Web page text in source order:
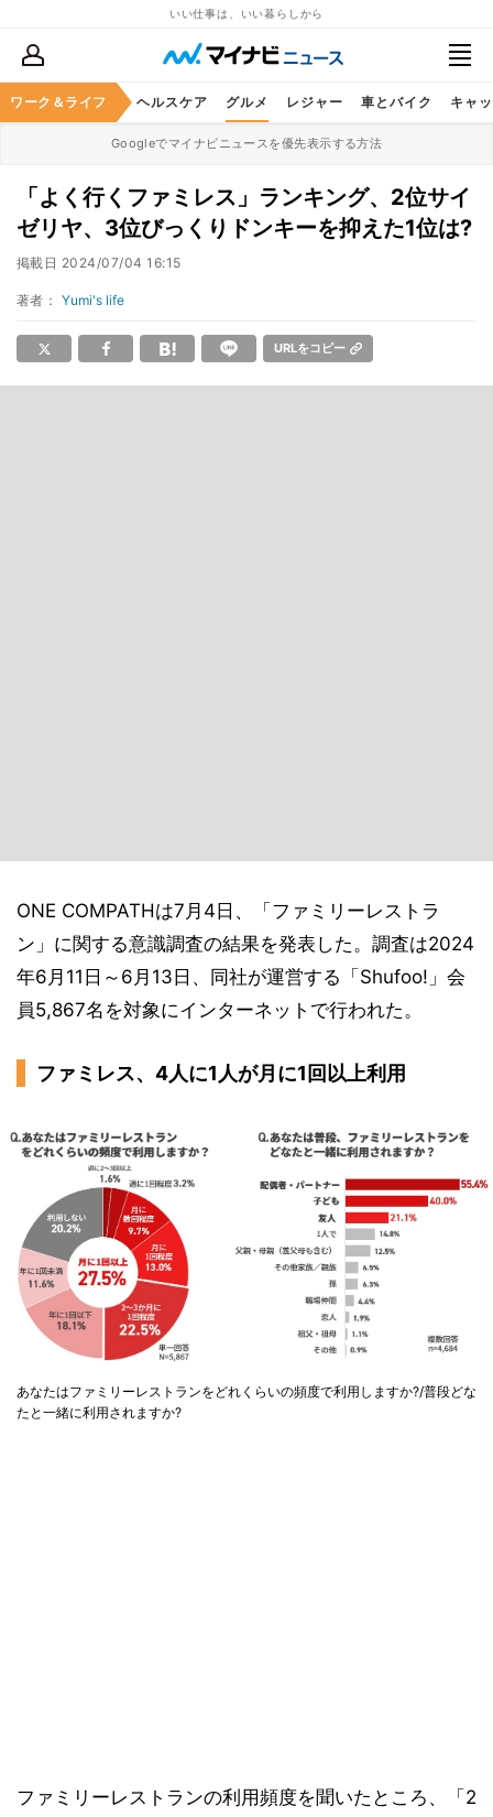
いい仕事は、いい暮らしから
ワーク＆ライフ
マネー 暮らし ヘルスケア グルメ レジャー 車とバイク キャ
Googleでマイナビニュースを優先表示する方法
「よく行くファミレス」ランキング、2位サイ
ゼリヤ、3位びっくりドンキーを抑えた1位は?
掲載日 2024/07/04 16:15
著者： Yumi's life
URLをコピー
ONE COMPATHは7月4日、「ファミリーレストラ
ン」に関する意識調査の結果を発表した。調査は2024
年6月11日～6月13日、同社が運営する「Shufoo!」会
員5,867名を対象にインターネットで行われた。
ファミレス、4人に1人が月に1回以上利用
あなたはファミリーレストランをどれくらいの頻度で利用しますか?/普段どな
たと一緒に利用されますか?
ファミリーレストランの利用頻度を聞いたところ、「2